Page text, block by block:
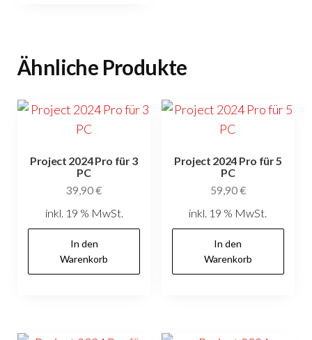
Ähnliche Produkte
Project 2024 Pro für 3
PC
39,90€
inkl. 19 % MwSt.
In den
Warenkorb
Project 2024 Pro für 5
PC
59,90€
inkl. 19 % MwSt.
In den
Warenkorb